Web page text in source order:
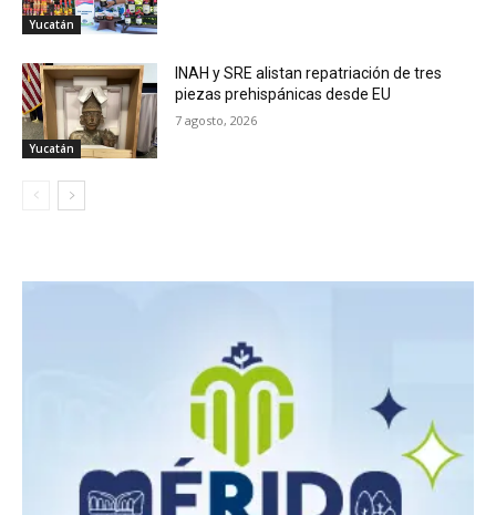
Yucatán
Yucatán
INAH y SRE alistan repatriación de tres
piezas prehispánicas desde EU
7 agosto, 2026